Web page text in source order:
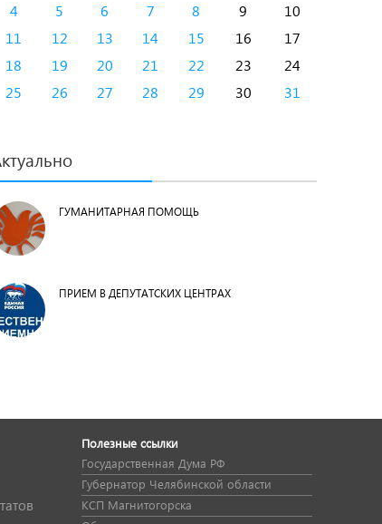
4
5 6 7 8 9
10
11
12 13 14 15 16
17
18
19 20 21 22 23
24
25
26 27 28 29 30 31
ГУМАНИТАРНАЯ ПОМОЩЬ
ПРИЕМ В ДЕПУТАТСКИХ ЦЕНТРАХ
Полезные ссылки
Государственная Дума РФ
Губернатор Челябинской области
КСП Магнитогорска